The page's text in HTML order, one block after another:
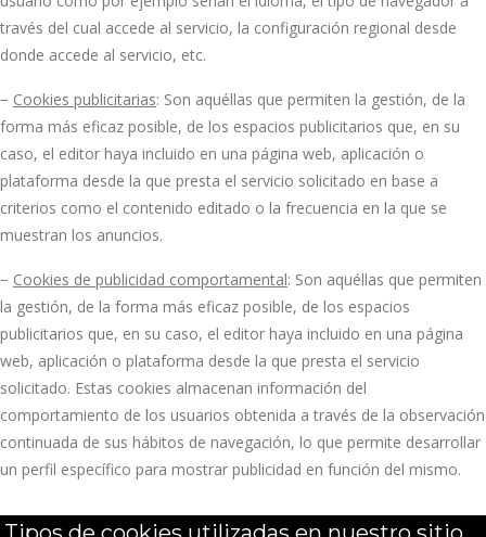
través del cual accede al servicio, la configuración regional desde
donde accede al servicio, etc.
− Cookies publicitarias: Son aquéllas que permiten la gestión, de la
forma más eficaz posible, de los espacios publicitarios que, en su
caso, el editor haya incluido en una página web, aplicación o
plataforma desde la que presta el servicio solicitado en base a
criterios como el contenido editado o la frecuencia en la que se
muestran los anuncios.
− Cookies de publicidad comportamental: Son aquéllas que permiten
la gestión, de la forma más eficaz posible, de los espacios
publicitarios que, en su caso, el editor haya incluido en una página
web, aplicación o plataforma desde la que presta el servicio
solicitado. Estas cookies almacenan información del
comportamiento de los usuarios obtenida a través de la observación
continuada de sus hábitos de navegación, lo que permite desarrollar
un perfil específico para mostrar publicidad en función del mismo.